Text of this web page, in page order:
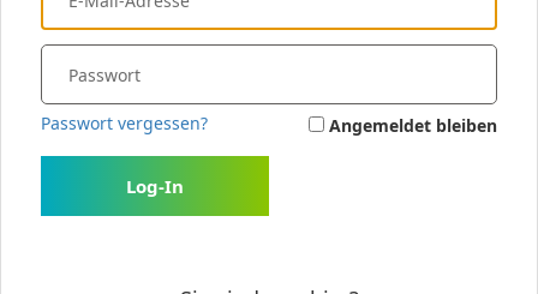
Passwort vergessen? Angemeldet bleiben
Log-In